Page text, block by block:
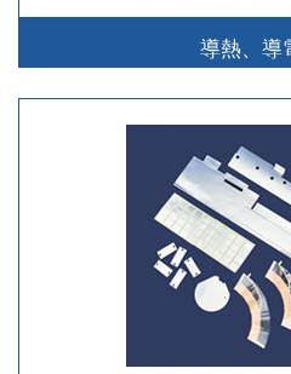
導熱、導